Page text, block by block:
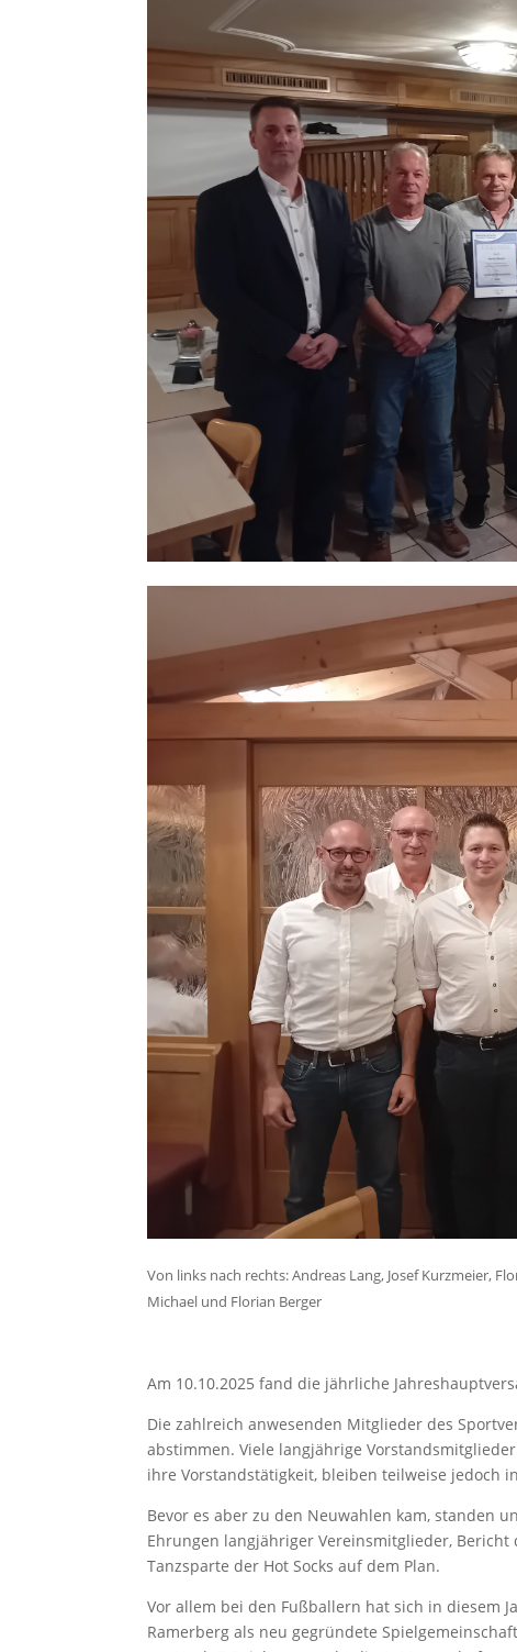
Von links nach rechts: Andreas Lang, Josef Kurzmeier,
Michael und Florian Berger
Am 10.10.2025 fand die jährliche
Die zahlreich anwesenden Mitglieder des
abstimmen. Viele langjährige
ihre Vorstandstätigkeit, bleiben teilweise jedoch
Bevor es aber zu den Neuwahlen kam, standen
Ehrungen langjähriger Vereinsmitglieder,
Tanzsparte der Hot Socks auf dem Plan.
Vor allem bei den Fußballern hat sich in diesem
Ramerberg als neu gegründete